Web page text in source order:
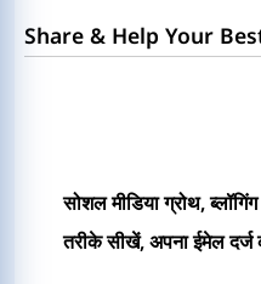
Share & Help Your
सोशल मीडिया ग्रोथ,
तरीके सीखें, अपना ईमेल